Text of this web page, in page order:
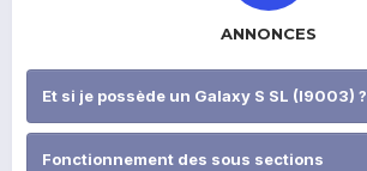
ANNONCES
Et si je possède un Galaxy S SL (I9003) ?
Fonctionnement des sous sections